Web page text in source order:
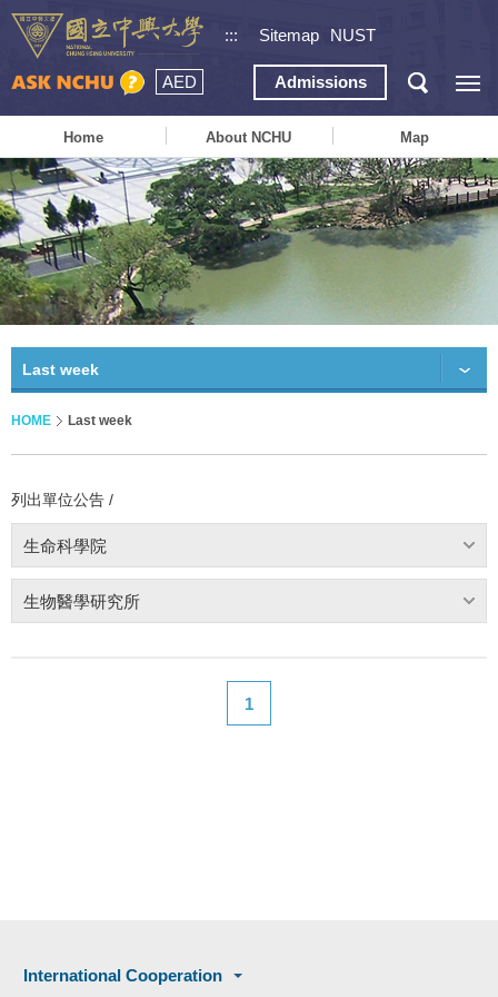
::: Sitemap NUST
AED Admissions
Home About NCHU Map
Last week
HOME Last week
列出單位公告 /
生命科學院
生物醫學研究所
1
International Cooperation